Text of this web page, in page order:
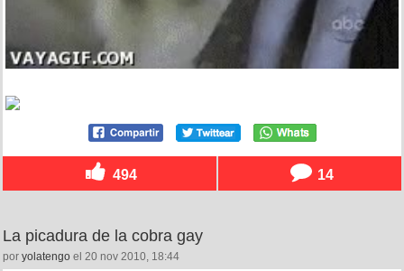
494 14
La picadura de la cobra gay
por yolatengo el 20 nov 2010, 18:44